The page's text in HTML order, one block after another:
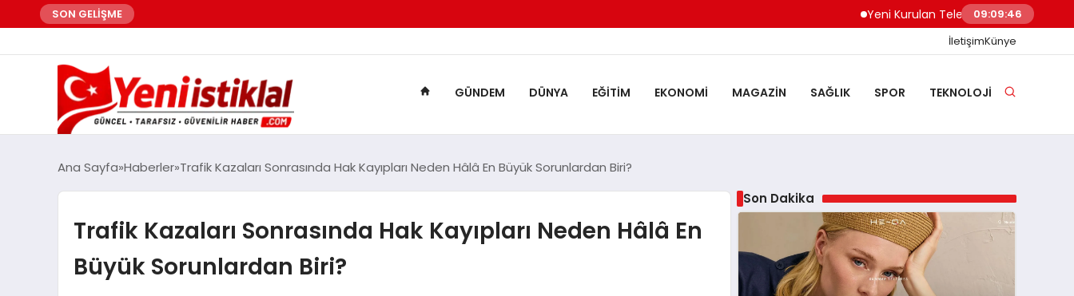
SON GELİŞME Yeni Kurulan Telegram Grupları Nasıl
09:09:47
İletişimKünye
GÜNDEM DÜNYA EĞITIM EKONOMI MAGAZIN SAĞLIK SPOR TEKNOLOJI
Ana Sayfa Haberler Trafik Kazaları Sonrasında Hak Kayıpları Neden Hâlâ En Büyük Sorunlardan Biri?
Trafik Kazaları Sonrasında Hak Kayıpları Neden Hâlâ En
Büyük Sorunlardan Biri?
Son Dakika